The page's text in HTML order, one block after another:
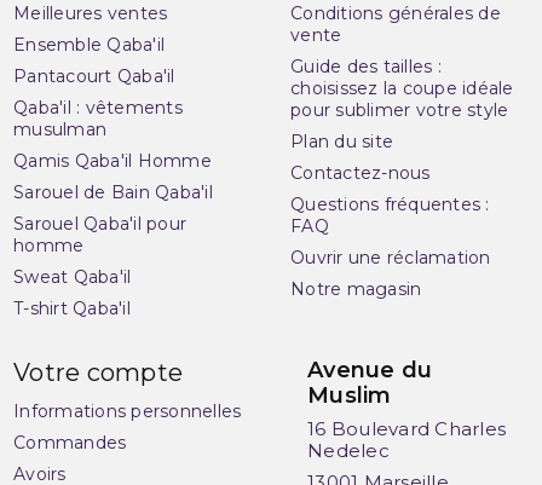
Meilleures ventes
Ensemble Qaba'il
Pantacourt Qaba'il
Qaba'il : vêtements
musulman
Qamis Qaba'il Homme
Sarouel de Bain Qaba'il
Sarouel Qaba'il pour
homme
Sweat Qaba'il
T-shirt Qaba'il
Conditions générales de
vente
Guide des tailles :
choisissez la coupe idéale
pour sublimer votre style
Plan du site
Contactez-nous
Questions fréquentes :
FAQ
Ouvrir une réclamation
Notre magasin
Votre compte
Informations personnelles
Commandes
Avoirs
Avenue du
Muslim
16 Boulevard Charles
Nedelec